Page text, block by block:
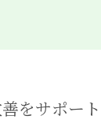
をサポート